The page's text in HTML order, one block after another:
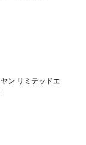
ン リミテッドエ